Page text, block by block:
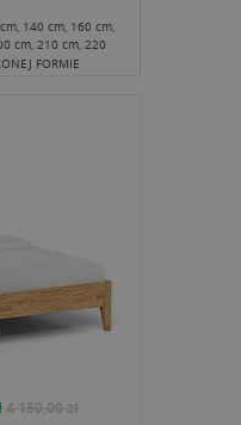
140 cm, 160 cm,
cm, 210 cm, 220
FORMIE
4 150,00 zł